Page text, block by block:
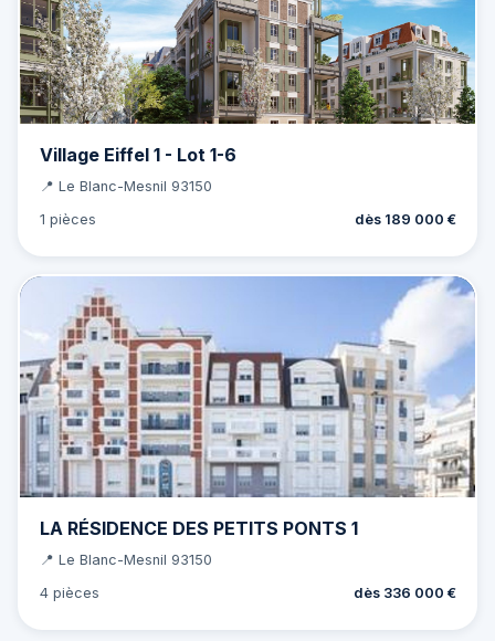
Village Eiffel 1 - Lot 1-6
📍 Le Blanc-Mesnil 93150
1 pièces
dès 189 000 €
LA RÉSIDENCE DES PETITS PONTS 1
📍 Le Blanc-Mesnil 93150
4 pièces
dès 336 000 €